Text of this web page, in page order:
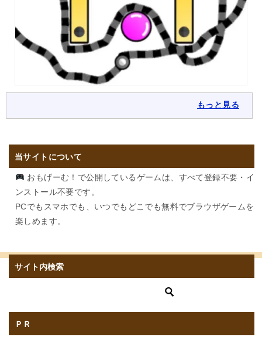
もっと見る
当サイトについて
おもげーむ！で公開しているゲームは、すべて登録不要・イ
ンストール不要です。
PCでもスマホでも、いつでもどこでも無料でブラウザゲームを
楽しめます。
サイト内検索
ＰＲ